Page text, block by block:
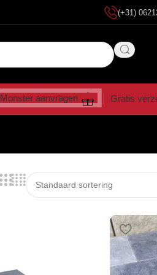
(+31)
Monster aanvragen Gratis